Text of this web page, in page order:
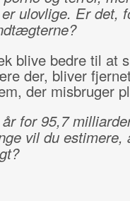
ulovlige. Er det,
blive bedre til at
der, bliver
der misbruger
for 95,7
vil du estimere,